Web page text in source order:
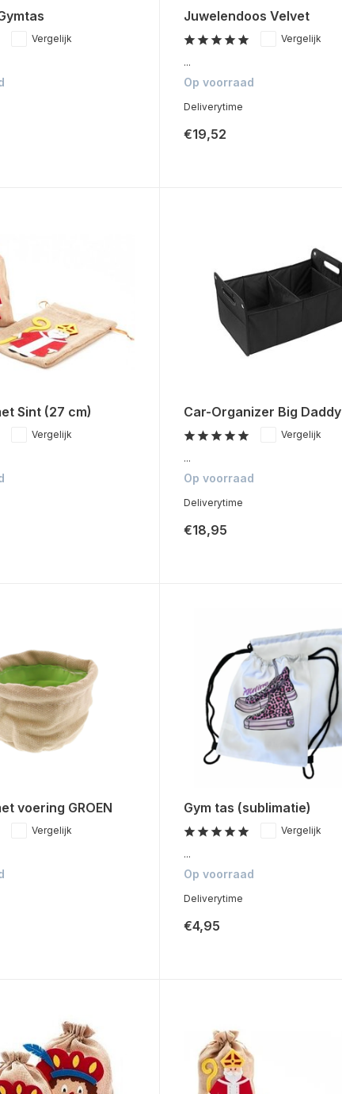
Vergelijk
Juwelendoos Velvet
Vergelijk
...
Op voorraad
Deliverytime
€19,52
Sint (27 cm)
Vergelijk
Car-Organizer Big Daddy
Vergelijk
...
Op voorraad
Deliverytime
€18,95
voering GROEN
Vergelijk
Gym tas (sublimatie)
Vergelijk
...
Op voorraad
Deliverytime
€4,95